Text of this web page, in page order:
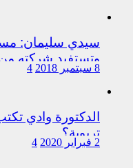
سيدي سليمان:
وتستفيد شركته
8 سبتمبر 2018 4
الدكتورة وادي
تربوية؟
2 فبراير 2020 4